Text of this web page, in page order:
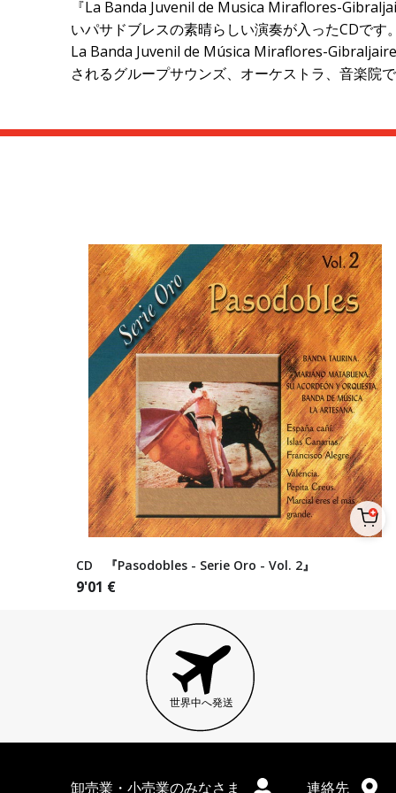
『La Banda Juvenil de Musica Miraflores-
いパサドブレスの素晴らしい演奏が入ったCDです
La Banda Juvenil de Música Miraflores-
されるグループサウンズ、オーケストラ、音楽院
CD 『Pasodobles - Serie Oro - Vol. 2』
9'01 €
世界中へ発送
卸売業・小売業のみなさま 連絡先